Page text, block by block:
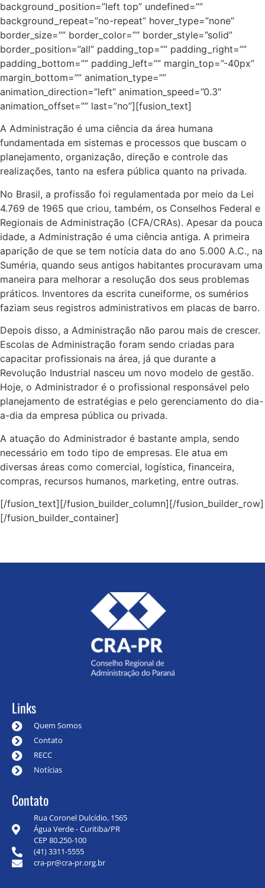
background_position=”left top” undefined=””
background_repeat=”no-repeat” hover_type=”none”
border_size=”” border_color=”” border_style=”solid”
border_position=”all” padding_top=”” padding_right=””
padding_bottom=”” padding_left=”” margin_top=”-40px”
margin_bottom=”” animation_type=””
animation_direction=”left” animation_speed=”0.3″
animation_offset=”” last=”no”][fusion_text]
A Administração é uma ciência da área humana
fundamentada em sistemas e processos que buscam o
planejamento, organização, direção e controle das
realizações, tanto na esfera pública quanto na privada.
No Brasil, a profissão foi regulamentada por meio da Lei
4.769 de 1965 que criou, também, os Conselhos Federal e
Regionais de Administração (CFA/CRAs). Apesar da pouca
idade, a Administração é uma ciência antiga. A primeira
aparição de que se tem notícia data do ano 5.000 A.C., na
Suméria, quando seus antigos habitantes procuravam uma
maneira para melhorar a resolução dos seus problemas
práticos. Inventores da escrita cuneiforme, os sumérios
faziam seus registros administrativos em placas de barro.
Depois disso, a Administração não parou mais de crescer.
Escolas de Administração foram sendo criadas para
capacitar profissionais na área, já que durante a
Revolução Industrial nasceu um novo modelo de gestão.
Hoje, o Administrador é o profissional responsável pelo
planejamento de estratégias e pelo gerenciamento do dia-
a-dia da empresa pública ou privada.
A atuação do Administrador é bastante ampla, sendo
necessário em todo tipo de empresas. Ele atua em
diversas áreas como comercial, logística, financeira,
compras, recursos humanos, marketing, entre outras.
[/fusion_text][/fusion_builder_column][/fusion_builder_row]
[/fusion_builder_container]
Links
Quem Somos
Contato
RECC
Notícias
Contato
Rua Coronel Dulcídio, 1565
Água Verde - Curitiba/PR
CEP 80.250-100
(41) 3311-5555
cra-pr@cra-pr.org.br